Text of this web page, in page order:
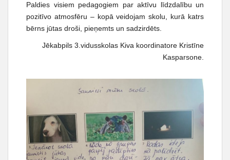
Paldies visiem pedagogiem par aktīvu līdzdalību un
pozitīvo atmosfēru – kopā veidojam skolu, kurā katrs
bērns jūtas droši, pieņemts un sadzirdēts.
Jēkabpils 3.vidusskolas Kiva koordinatore Kristīne
Kasparsone.